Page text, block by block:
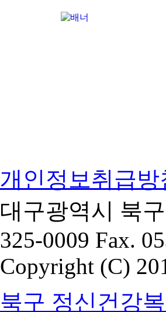
개인정보취급방
대구광역시 북
325-0009 Fax.
Copyright (C)
북구 정신건강